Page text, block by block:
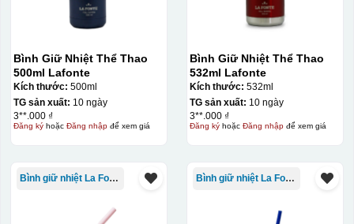
Bình Giữ Nhiệt Thể Thao
500ml Lafonte
Kích thước: 500ml
TG sản xuất: 10 ngày
3**.000 ₫
Đăng kýhoặc Đăng nhậpđể xem giá
Bình Giữ Nhiệt Thể Thao
532ml Lafonte
Kích thước: 532ml
TG sản xuất: 10 ngày
3**.000 ₫
Đăng kýhoặc Đăng nhậpđể xem giá
Bình giữ nhiệt La Fonte Bình giữ nhiệt La Fonte